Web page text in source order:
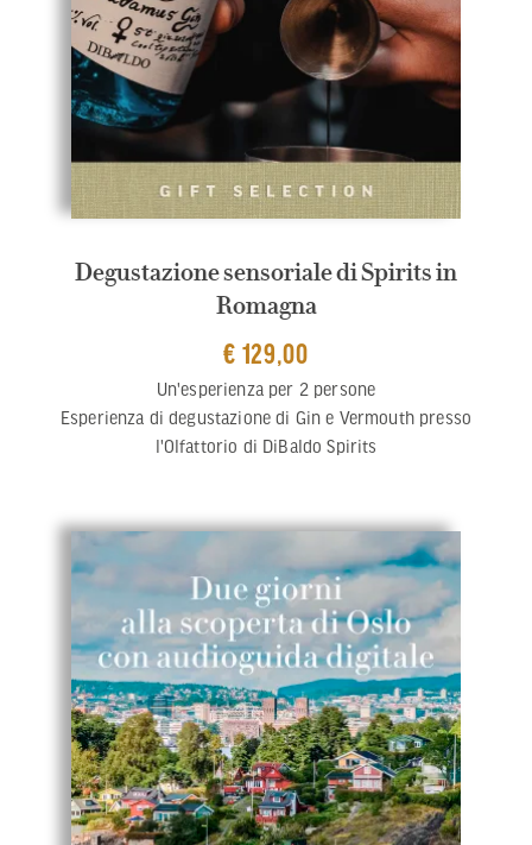
Degustazione sensoriale di Spirits in
Romagna
€ 129,00
Un'esperienza per 2 persone
Esperienza di degustazione di Gin e Vermouth presso
l'Olfattorio di DiBaldo Spirits